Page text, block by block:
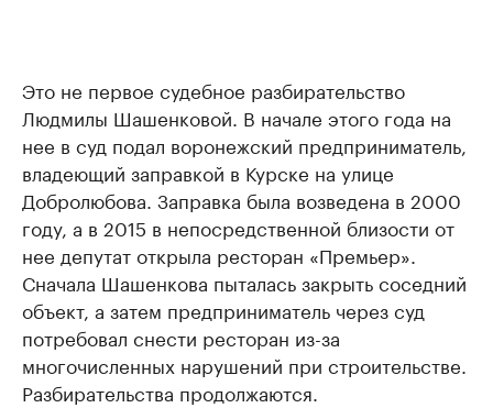
Это не первое судебное разбирательство
Людмилы Шашенковой. В начале этого года на
нее в суд подал воронежский предприниматель,
владеющий заправкой в Курске на улице
Добролюбова. Заправка была возведена в 2000
году, а в 2015 в непосредственной близости от
нее депутат открыла ресторан «Премьер».
Сначала Шашенкова пыталась закрыть соседний
объект, а затем предприниматель через суд
потребовал снести ресторан из-за
многочисленных нарушений при строительстве.
Разбирательства продолжаются.